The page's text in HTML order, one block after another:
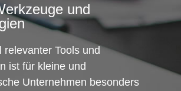
und
relevanter Tools und
ist für kleine und
Unternehmen besonders